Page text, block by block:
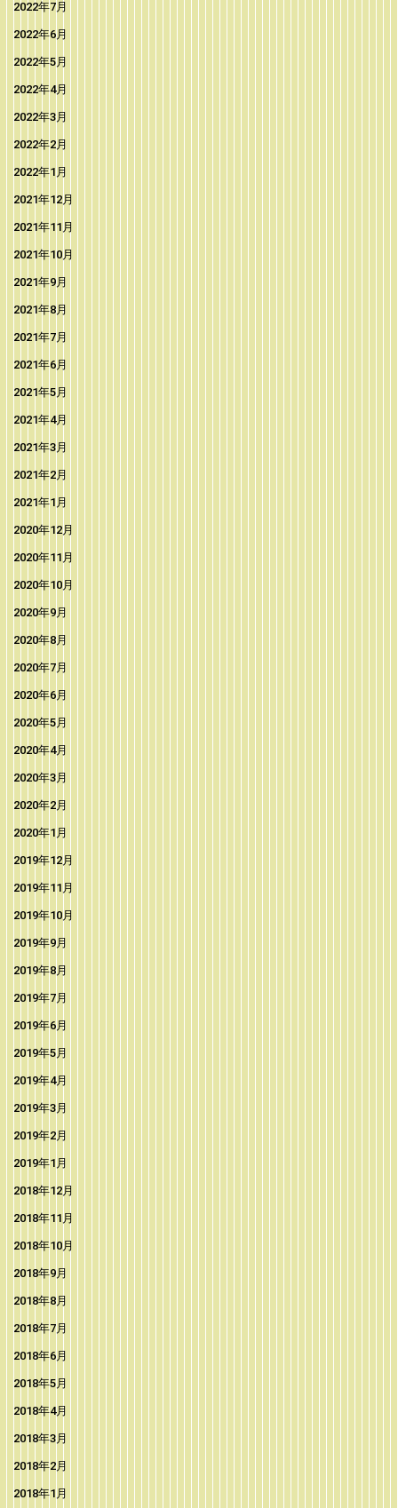
2022年7月
2022年6月
2022年5月
2022年4月
2022年3月
2022年2月
2022年1月
2021年12月
2021年11月
2021年10月
2021年9月
2021年8月
2021年7月
2021年6月
2021年5月
2021年4月
2021年3月
2021年2月
2021年1月
2020年12月
2020年11月
2020年10月
2020年9月
2020年8月
2020年7月
2020年6月
2020年5月
2020年4月
2020年3月
2020年2月
2020年1月
2019年12月
2019年11月
2019年10月
2019年9月
2019年8月
2019年7月
2019年6月
2019年5月
2019年4月
2019年3月
2019年2月
2019年1月
2018年12月
2018年11月
2018年10月
2018年9月
2018年8月
2018年7月
2018年6月
2018年5月
2018年4月
2018年3月
2018年2月
2018年1月